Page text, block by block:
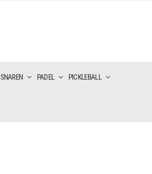
SNAREN PADEL PICKLEBALL